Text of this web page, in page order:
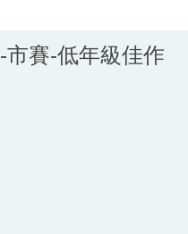
賽-低年級佳作